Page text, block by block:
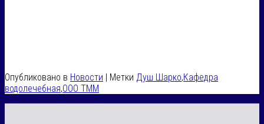
Опубликовано в Новости | Метки Душ Шарко,Кафедра
водолечебная,ООО ТММ